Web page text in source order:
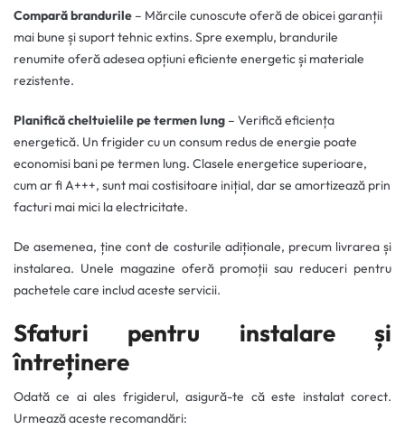
Compară brandurile – Mărcile cunoscute oferă de obicei garanții
mai bune și suport tehnic extins. Spre exemplu, brandurile
renumite oferă adesea opțiuni eficiente energetic și materiale
rezistente.
Planifică cheltuielile pe termen lung – Verifică eficiența
energetică. Un frigider cu un consum redus de energie poate
economisi bani pe termen lung. Clasele energetice superioare,
cum ar fi A+++, sunt mai costisitoare inițial, dar se amortizează prin
facturi mai mici la electricitate.
De asemenea, ține cont de costurile adiționale, precum livrarea și
instalarea. Unele magazine oferă promoții sau reduceri pentru
pachetele care includ aceste servicii.
Sfaturi pentru instalare și
întreținere
Odată ce ai ales frigiderul, asigură-te că este instalat corect.
Urmează aceste recomandări: